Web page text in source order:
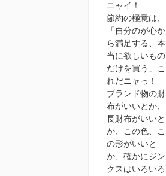
ニャイ！
節約の極意は、
「自分のが心か
ら満足する、本
当に欲しいもの
だけを買う」こ
れだニャっ！
ブランド物の財
布がいいとか、
長財布がいいと
か、この色、こ
の形がいいと
か、確かにジン
クスはいろいろ